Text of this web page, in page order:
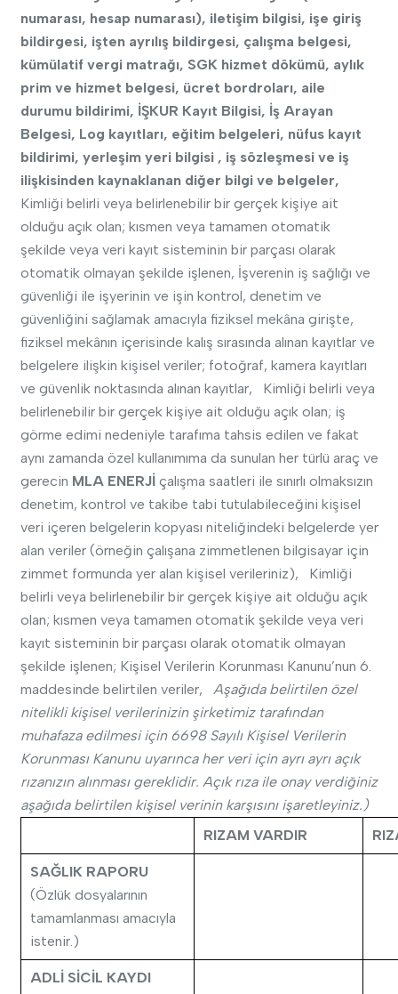
numarası, hesap numarası), iletişim bilgisi, işe giriş
bildirgesi, işten ayrılış bildirgesi, çalışma belgesi,
kümülatif vergi matrağı, SGK hizmet dökümü, aylık
prim ve hizmet belgesi, ücret bordroları, aile
durumu bildirimi, İŞKUR Kayıt Bilgisi, İş Arayan
Belgesi, Log kayıtları, eğitim belgeleri, nüfus kayıt
bildirimi, yerleşim yeri bilgisi , iş sözleşmesi ve iş
ilişkisinden kaynaklanan diğer bilgi ve belgeler,
Kimliği belirli veya belirlenebilir bir gerçek kişiye ait
olduğu açık olan; kısmen veya tamamen otomatik
şekilde veya veri kayıt sisteminin bir parçası olarak
otomatik olmayan şekilde işlenen, İşverenin iş sağlığı ve
güvenliği ile işyerinin ve işin kontrol, denetim ve
güvenliğini sağlamak amacıyla fiziksel mekâna girişte,
fiziksel mekânın içerisinde kalış sırasında alınan kayıtlar ve
belgelere ilişkin kişisel veriler; fotoğraf, kamera kayıtları
ve güvenlik noktasında alınan kayıtlar, Kimliği belirli veya
belirlenebilir bir gerçek kişiye ait olduğu açık olan; iş
görme edimi nedeniyle tarafıma tahsis edilen ve fakat
aynı zamanda özel kullanımıma da sunulan her türlü araç ve
gerecin MLA ENERJİ çalışma saatleri ile sınırlı olmaksızın
denetim, kontrol ve takibe tabi tutulabileceğini kişisel
veri içeren belgelerin kopyası niteliğindeki belgelerde yer
alan veriler (örneğin çalışana zimmetlenen bilgisayar için
zimmet formunda yer alan kişisel verileriniz), Kimliği
belirli veya belirlenebilir bir gerçek kişiye ait olduğu açık
olan; kısmen veya tamamen otomatik şekilde veya veri
kayıt sisteminin bir parçası olarak otomatik olmayan
şekilde işlenen; Kişisel Verilerin Korunması Kanunu’nun 6.
maddesinde belirtilen veriler, Aşağıda belirtilen özel
nitelikli kişisel verilerinizin şirketimiz tarafından
muhafaza edilmesi için 6698 Sayılı Kişisel Verilerin
Korunması Kanunu uyarınca her veri için ayrı ayrı açık
rızanızın alınması gereklidir. Açık rıza ile onay verdiğiniz
aşağıda belirtilen kişisel verinin karşısını işaretleyiniz.)
RIZAM VARDIR
SAĞLIK RAPORU
(Özlük dosyalarının
tamamlanması amacıyla
istenir.)
ADLİ SİCİL KAYDI